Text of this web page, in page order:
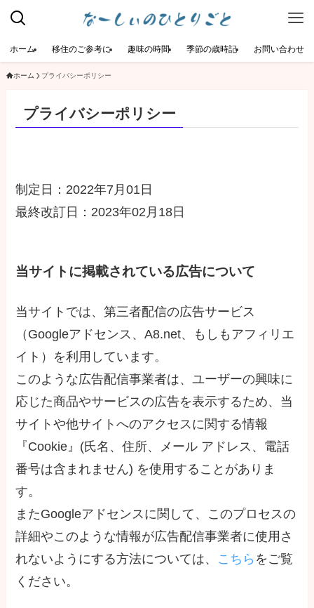
ホーム 移住のご参考に 趣味の時間 季節の歳時記 お問い合わせ
ホーム プライバシーポリシー
プライバシーポリシー
制定日：2022年7月01日
最終改訂日：2023年02月18日
当サイトに掲載されている広告について
当サイトでは、第三者配信の広告サービス
（Googleアドセンス、A8.net、もしもアフィリエ
イト）を利用しています。
このような広告配信事業者は、ユーザーの興味に
応じた商品やサービスの広告を表示するため、当
サイトや他サイトへのアクセスに関する情報
『Cookie』(氏名、住所、メール アドレス、電話
番号は含まれません) を使用することがありま
す。
またGoogleアドセンスに関して、このプロセスの
詳細やこのような情報が広告配信事業者に使用さ
れないようにする方法については、 こちら をご覧
ください。